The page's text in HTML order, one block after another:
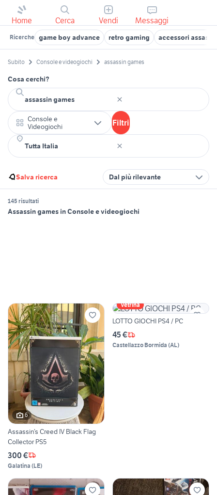
Home Cerca Vendi Messaggi
Ricerche game boy advance retro gaming accessori
Subito Console e videogiochi assassin games
Cosa cerchi?
Console e
Videogiochi
Filtri
Salva ricerca Dal più rilevante
145 risultati
Assassin games in Console e videogiochi
6
Assassin’s Creed IV Black Flag
Collector PS5
300 €
Galatina (LE)
Vetrina
LOTTO GIOCHI PS4 / PC
45 €
Castellazzo Bormida (AL)